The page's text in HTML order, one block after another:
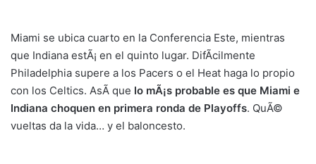
Miami se ubica cuarto en la Conferencia Este, mientras
que Indiana estÃ¡ en el quinto lugar. DifÃ­cilmente
Philadelphia supere a los Pacers o el Heat haga lo propio
con los Celtics. AsÃ­ que lo mÃ¡s probable es que Miami e
Indiana choquen en primera ronda de Playoffs. QuÃ©
vueltas da la vida… y el baloncesto.